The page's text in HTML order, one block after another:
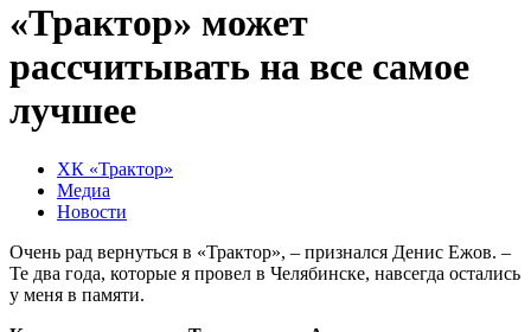
«Трактор» может
рассчитывать на все самое
лучшее
ХК «Трактор»
Медиа
Новости
Очень рад вернуться в «Трактор», – признался Денис Ежов. –
Те два года, которые я провел в Челябинске, навсегда остались
у меня в памяти.